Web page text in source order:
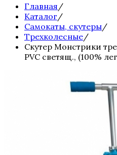
Главная /
Каталог /
Самокаты, скутеры/
Трехколесные/
Скутер Монстрики
PVC светящ., (100%